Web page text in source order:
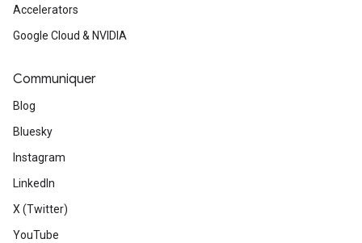
Accelerators
Google Cloud & NVIDIA
Communiquer
Blog
Bluesky
Instagram
LinkedIn
X (Twitter)
YouTube